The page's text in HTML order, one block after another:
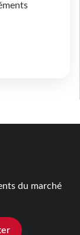
du marché